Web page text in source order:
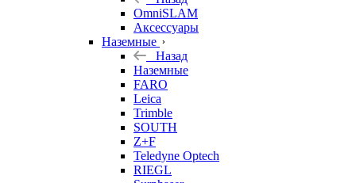
OmniSLAM
Аксессуары
Наземные
Назад
Наземные
FARO
Leica
Trimble
SOUTH
Z+F
Teledyne Optech
RIEGL